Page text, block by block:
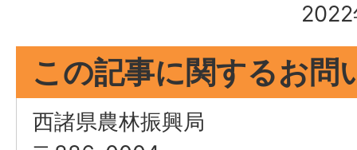
2022
この記事に関するお問
西諸県農林振興局